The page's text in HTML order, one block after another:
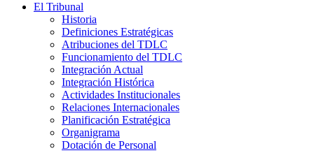
El Tribunal
Historia
Definiciones Estratégicas
Atribuciones del TDLC
Funcionamiento del TDLC
Integración Actual
Integración Histórica
Actividades Institucionales
Relaciones Internacionales
Planificación Estratégica
Organigrama
Dotación de Personal